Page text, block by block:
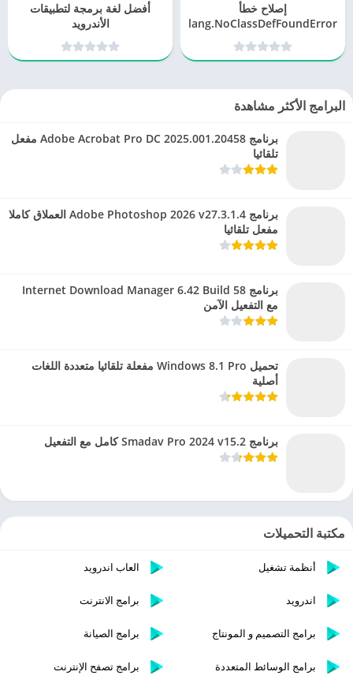
إصلاح خطأ
java.lang.NoClassDefFoundError
أفضل لغة برمجة لتطبيقات
الأندرويد
البرامج الأكثر مشاهدة
برنامج Adobe Acrobat Pro DC 2025.001.20458 مفعل
تلقائيا
برنامج Adobe Photoshop 2026 v27.3.1.4 العملاق كاملا
مفعل تلقائيا
برنامج Internet Download Manager 6.42 Build 58
مع التفعيل الآمن
تحميل Windows 8.1 Pro مفعلة تلقائيا متعددة اللغات
أصلية
برنامج Smadav Pro 2024 v15.2 كامل مع التفعيل
مكتبة التحميلات
أنظمة تشغيل العاب اندرويد
اندرويد برامج الانترنت
برامج التصميم و المونتاج برامج الصيانة
برامج الوسائط المتعددة برامج تصفح الإنترنت